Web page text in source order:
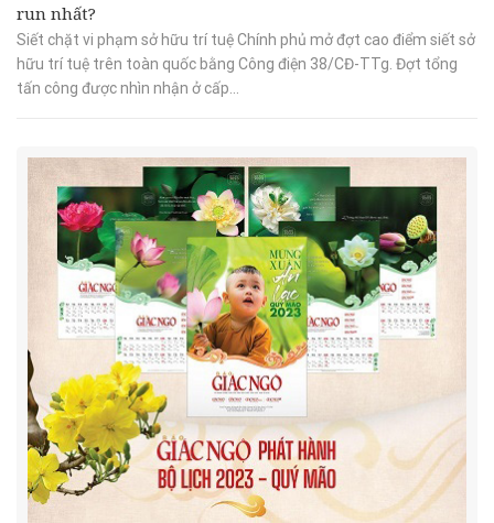
run nhất?
Siết chặt vi phạm sở hữu trí tuệ Chính phủ mở đợt cao điểm siết sở
hữu trí tuệ trên toàn quốc bằng Công điện 38/CĐ-TTg. Đợt tổng
tấn công được nhìn nhận ở cấp...